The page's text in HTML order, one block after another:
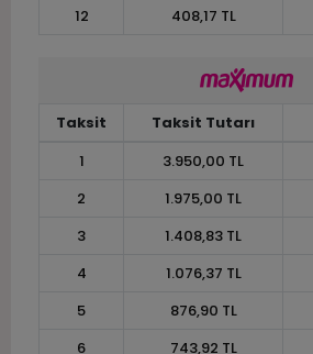
12
408,17 TL
Taksit Taksit Tutarı
1
3.950,00 TL
2
1.975,00 TL
3
1.408,83 TL
4
1.076,37 TL
5
876,90 TL
6
743,92 TL